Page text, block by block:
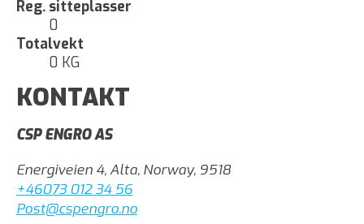
Reg. sitteplasser
0
Totalvekt
0 KG
KONTAKT
CSP ENGRO AS
Energiveien 4, Alta, Norway, 9518
+46073 012 34 56
Post@cspengro.no